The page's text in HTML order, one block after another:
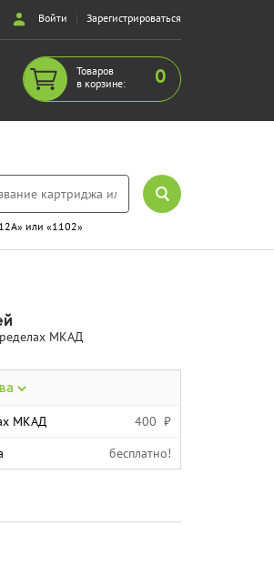
Войти | Зарегистрироваться
Товаров
в корзине:
0
или «1102»
МКАД
МКАД
400 ₽
бесплатно!